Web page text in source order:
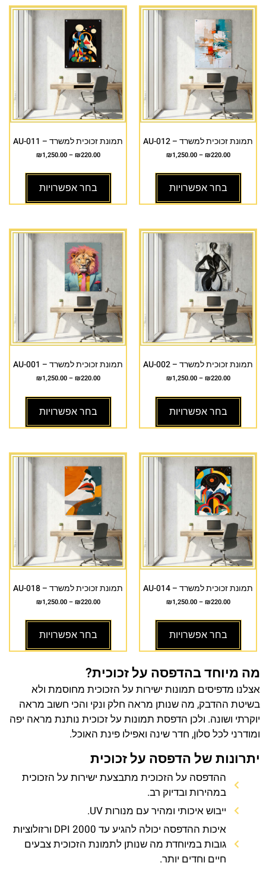
תמונת זכוכית למשרד – AU-012
₪220.00
–
₪1,250.00
בחר אפשרויות
תמונת זכוכית למשרד – AU-011
₪220.00
–
₪1,250.00
בחר אפשרויות
תמונת זכוכית למשרד – AU-002
₪220.00
–
₪1,250.00
בחר אפשרויות
תמונת זכוכית למשרד – AU-001
₪220.00
–
₪1,250.00
בחר אפשרויות
תמונת זכוכית למשרד – AU-014
₪220.00
–
₪1,250.00
בחר אפשרויות
תמונת זכוכית למשרד – AU-018
₪220.00
–
₪1,250.00
בחר אפשרויות
מה מיוחד בהדפסה על זכוכית?
אצלנו מדפיסים תמונות ישירות על הזכוכית מחוסמת ולא
בשיטת ההדבק, מה שנותן מראה חלק ונקי והכי חשוב מראה
יוקרתי ושונה. ולכן הדפסת תמונות על זכוכית נותנת מראה יפה
ומודרני לכל סלון, חדר שינה ואפילו פינת האוכל.
יתרונות של הדפסה על זכוכית
ההדפסה על הזכוכית מתבצעת ישירות על הזכוכית
במהירות ובדיוק רב.
ייבוש איכותי ומהיר עם מנורות UV.
איכות ההדפסה יכולה להגיע עד 2000 DPI ורזולוציות
גובות במיוחדת מה שנותן לתמונת הזכוכית צבעים
חיים וחדים יותר.